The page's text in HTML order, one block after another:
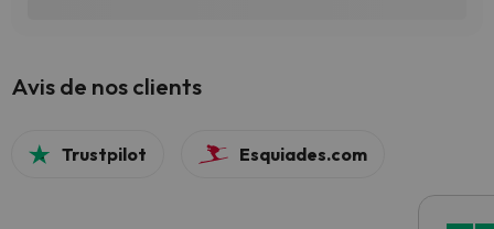
Avis de nos clients
Trustpilot Esquiades.com